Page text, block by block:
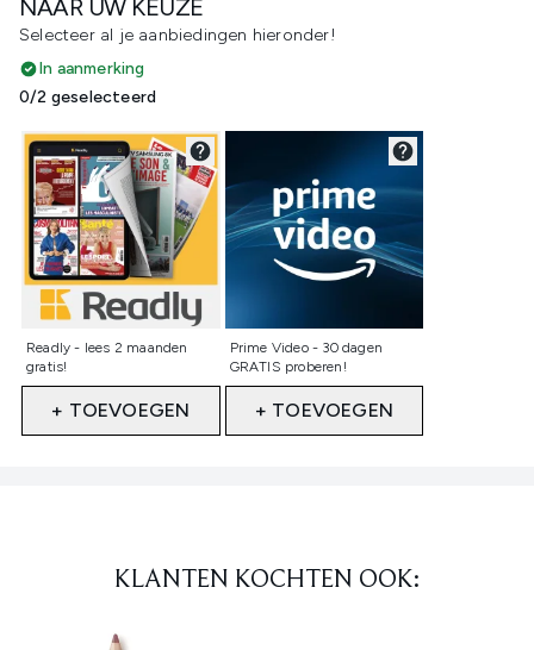
NAAR UW KEUZE
Selecteer al je aanbiedingen hieronder!
In aanmerking
0/2 geselecteerd
Readly - lees 2 maanden
gratis!
Niet geselecteerd
+ TOEVOEGEN
Prime Video - 30 dagen
GRATIS proberen!
Niet geselecteerd
+ TOEVOEGEN
KLANTEN KOCHTEN OOK: